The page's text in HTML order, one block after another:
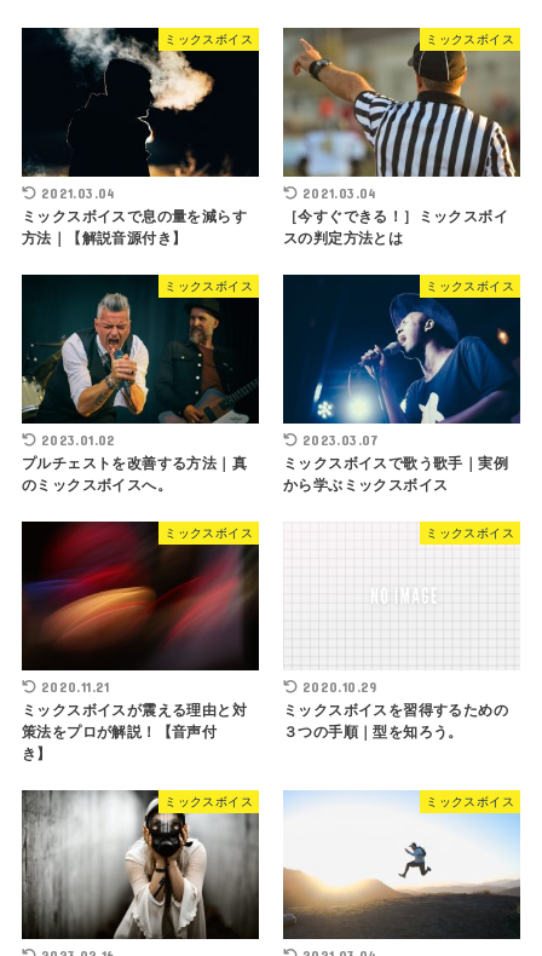
ミックスボイス
2021.03.04
ミックスボイスで息の量を減らす
方法｜【解説音源付き】
ミックスボイス
2021.03.04
［今すぐできる！］ミックスボイ
スの判定方法とは
ミックスボイス
2023.01.02
プルチェストを改善する方法｜真
のミックスボイスへ。
ミックスボイス
2023.03.07
ミックスボイスで歌う歌手｜実例
から学ぶミックスボイス
ミックスボイス
2020.11.21
ミックスボイスが震える理由と対
策法をプロが解説！【音声付
き】
ミックスボイス
2020.10.29
ミックスボイスを習得するための
３つの手順｜型を知ろう。
ミックスボイス ミックスボイス